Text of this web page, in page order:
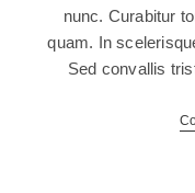
nunc. Curabitur
quam. In
Sed convallis